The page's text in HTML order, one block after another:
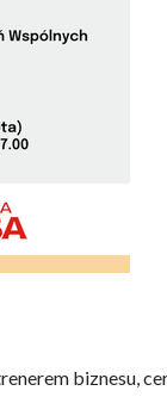
biznesu,